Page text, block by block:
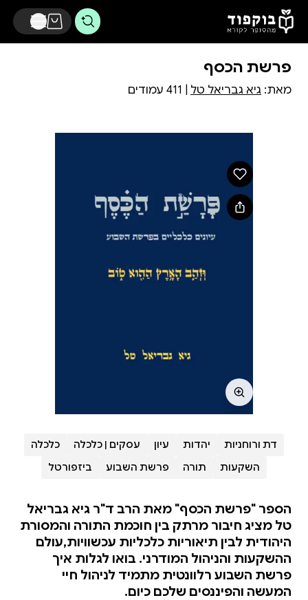
דלג לתוכן הראשי
פרשת הכסף
מאת: גיא גבריאל טל
דת ורוחניות יהדות עיון עסקים | כלכלה
כלכלה
השקעות
תורה פרשת השבוע ביזפורטל
הספר "פרשת הכסף" מאת הרב ד"ר גיא גבריאל
טל מציג חיבור מרתק בין חוכמת התורה והמסורת
היהודית לבין תיאוריות כלכליות עכשוויות,עולם
ההשקעות והניהול המודרני. בואו לגלות איך
פרשת השבוע רלוונטית מתמיד לניהול חיי
המעשה והפיננסים שלכם כיום.